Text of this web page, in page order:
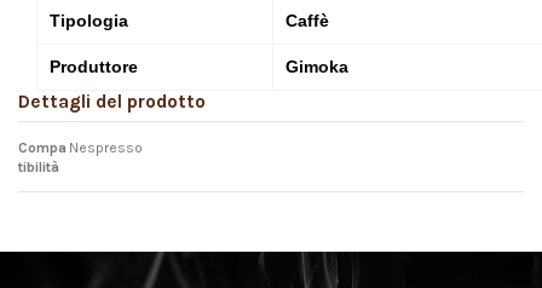
Tipologia Caffè
Produttore Gimoka
Dettagli del prodotto
Compa
tibilità
Nespresso